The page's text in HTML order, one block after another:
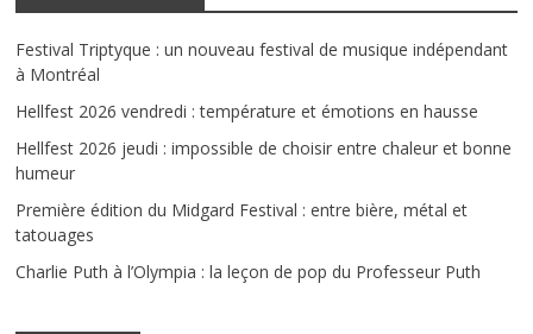
Festival Triptyque : un nouveau festival de musique indépendant
à Montréal
Hellfest 2026 vendredi : température et émotions en hausse
Hellfest 2026 jeudi : impossible de choisir entre chaleur et bonne
humeur
Première édition du Midgard Festival : entre bière, métal et
tatouages
Charlie Puth à l’Olympia : la leçon de pop du Professeur Puth